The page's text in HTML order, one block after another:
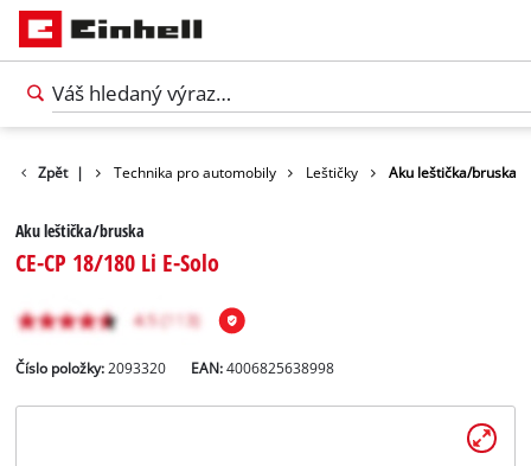
Zpět |
Volný čas Technika pro automobily Leštičky Aku leštička/bruska
Aku leštička/bruska
CE-CP 18/180 Li E-Solo
Číslo položky: 2093320 EAN:4006825638998